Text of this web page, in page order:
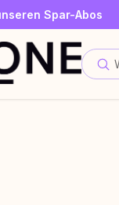
solange der
10 €-Gutschein
Spar-Abos